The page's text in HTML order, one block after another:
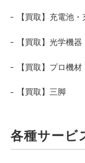
【買取】充電池・
【買取】光学機器
【買取】プロ機材
【買取】三脚
各種サービ